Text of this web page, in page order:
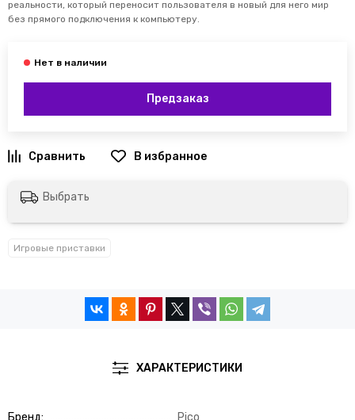
реальности, который переносит пользователя в новый для него мир
без прямого подключения к компьютеру.
Предзаказ
Выбрать
Игровые приставки
ХАРАКТЕРИСТИКИ
Бренд Pico